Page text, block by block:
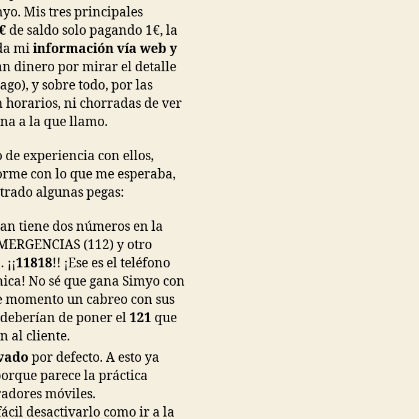
Mis tres principales
de saldo solo pagando 1€, la
miinformación vía web y
dinero por mirar el detalle
y sobre todo, por las
horarios, ni chorradas de ver
a la que llamo.
experiencia con ellos,
con lo que me esperaba,
algunas pegas:
tiene dos números en la
(112) y otro
11818!! ¡Ese es el teléfono
No sé que gana Simyo con
momento un cabreo con sus
de poner el 121 que
al cliente.
por defecto. A esto ya
parece la práctica
móviles.
desactivarlo como ir a la